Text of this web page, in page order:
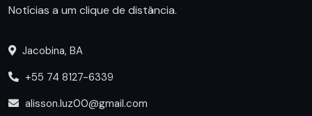
Notícias a um clique de distância.
Jacobina, BA
+55 74 8127-6339
alisson.luz00@gmail.com